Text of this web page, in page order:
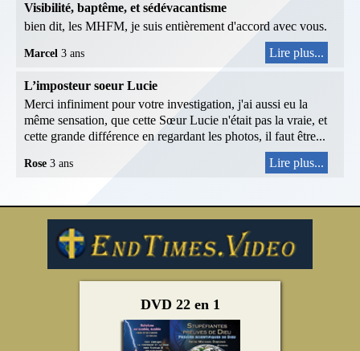
Visibilité, baptême, et sédévacantisme
bien dit, les MHFM, je suis entièrement d'accord avec vous.
Marcel 3 ans Lire plus...
L’imposteur soeur Lucie
Merci infiniment pour votre investigation, j'ai aussi eu la
même sensation, que cette Sœur Lucie n'était pas la vraie, et
cette grande différence en regardant les photos, il faut être...
Rose 3 ans Lire plus...
DVD 22 en 1